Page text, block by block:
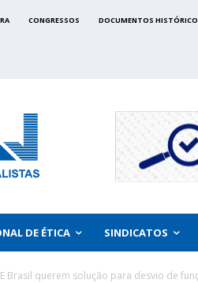
CONGRESSOS DOCUMENTOS
DE ÉTICA SINDICATOS
Brasil querem solução para desvio de